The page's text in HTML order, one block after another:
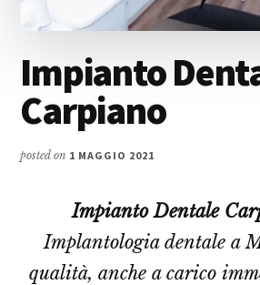
Impianto
Carpiano
posted on 1 MAGGIO 2021
Impianto Dentale
Implantologia dentale a
qualità, anche a carico